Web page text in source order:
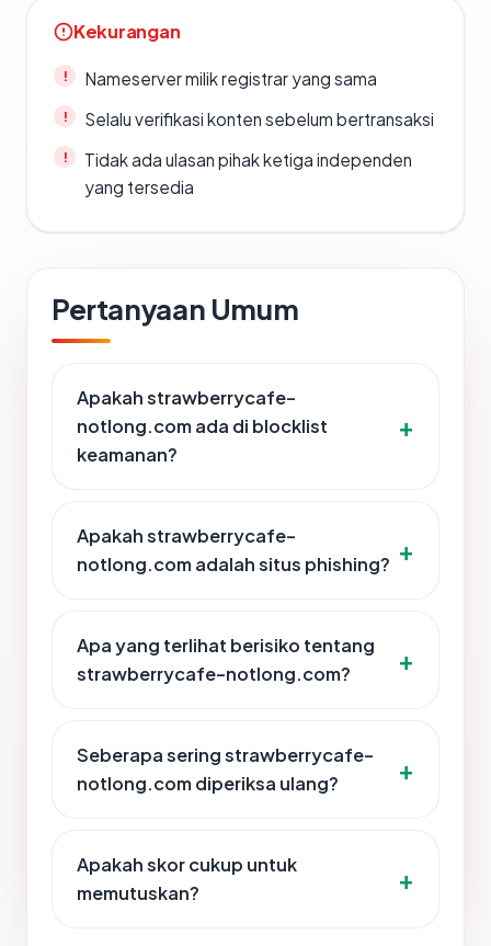
Kekurangan
Nameserver milik registrar yang sama
Selalu verifikasi konten sebelum bertransaksi
Tidak ada ulasan pihak ketiga independen
yang tersedia
Pertanyaan Umum
Apakah strawberrycafe-
notlong.com ada di blocklist
keamanan?
Apakah strawberrycafe-
notlong.com adalah situs phishing?
Apa yang terlihat berisiko tentang
strawberrycafe-notlong.com?
Seberapa sering strawberrycafe-
notlong.com diperiksa ulang?
Apakah skor cukup untuk
memutuskan?